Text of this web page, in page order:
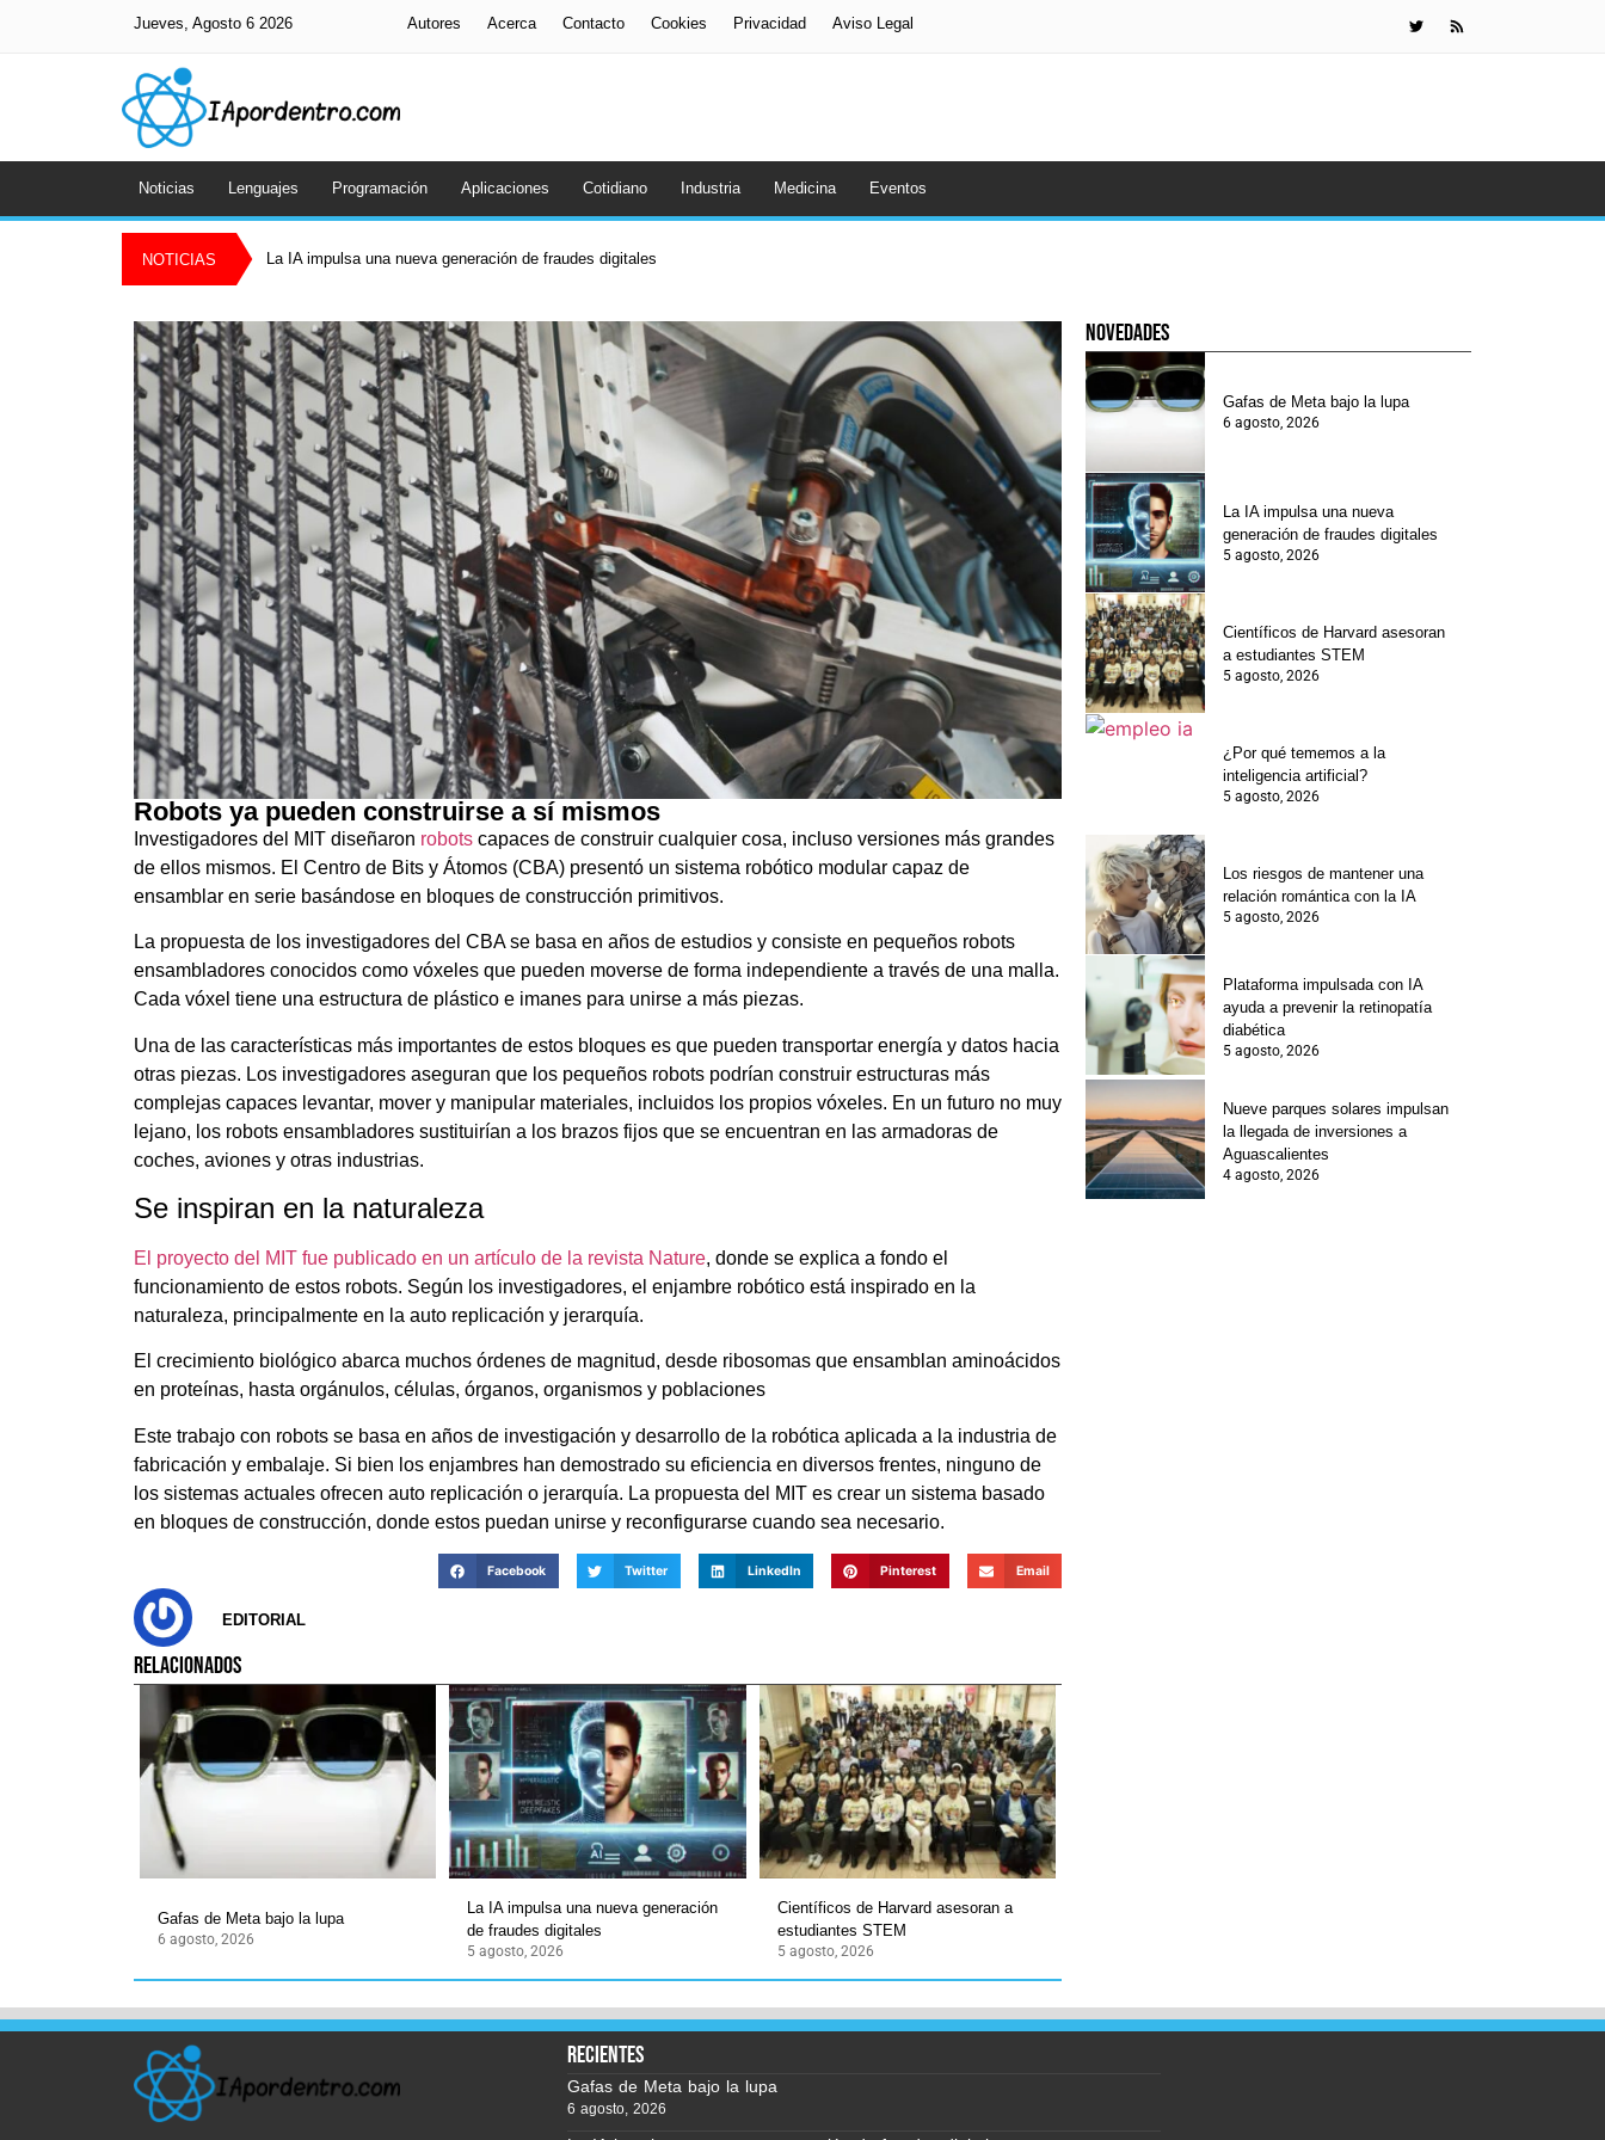
Jueves, Agosto 6 2026 Autores Acerca Contacto Cookies Privacidad Aviso Legal
Noticias Lenguajes Programación Aplicaciones Cotidiano Industria Medicina Eventos
NOTICIAS La IA impulsa una nueva generación de fraudes digitales
Robots ya pueden construirse a sí mismos
Investigadores del MIT diseñaron robots capaces de construir cualquier cosa, incluso versiones más grandes
de ellos mismos. El Centro de Bits y Átomos (CBA) presentó un sistema robótico modular capaz de
ensamblar en serie basándose en bloques de construcción primitivos.
La propuesta de los investigadores del CBA se basa en años de estudios y consiste en pequeños robots
ensambladores conocidos como vóxeles que pueden moverse de forma independiente a través de una malla.
Cada vóxel tiene una estructura de plástico e imanes para unirse a más piezas.
Una de las características más importantes de estos bloques es que pueden transportar energía y datos hacia
otras piezas. Los investigadores aseguran que los pequeños robots podrían construir estructuras más
complejas capaces levantar, mover y manipular materiales, incluidos los propios vóxeles. En un futuro no muy
lejano, los robots ensambladores sustituirían a los brazos fijos que se encuentran en las armadoras de
coches, aviones y otras industrias.
Se inspiran en la naturaleza
El proyecto del MIT fue publicado en un artículo de la revista Nature, donde se explica a fondo el
funcionamiento de estos robots. Según los investigadores, el enjambre robótico está inspirado en la
naturaleza, principalmente en la auto replicación y jerarquía.
El crecimiento biológico abarca muchos órdenes de magnitud, desde ribosomas que ensamblan aminoácidos
en proteínas, hasta orgánulos, células, órganos, organismos y poblaciones
Este trabajo con robots se basa en años de investigación y desarrollo de la robótica aplicada a la industria de
fabricación y embalaje. Si bien los enjambres han demostrado su eficiencia en diversos frentes, ninguno de
los sistemas actuales ofrecen auto replicación o jerarquía. La propuesta del MIT es crear un sistema basado
en bloques de construcción, donde estos puedan unirse y reconfigurarse cuando sea necesario.
Facebook Twitter LinkedIn Pinterest Email
EDITORIAL
RELACIONADOS
Gafas de Meta bajo la lupa
6 agosto, 2026
La IA impulsa una nueva generación
de fraudes digitales
5 agosto, 2026
Científicos de Harvard asesoran a
estudiantes STEM
5 agosto, 2026
novedades
Gafas de Meta bajo la lupa
6 agosto, 2026
La IA impulsa una nueva
generación de fraudes digitales
5 agosto, 2026
Científicos de Harvard asesoran
a estudiantes STEM
5 agosto, 2026
¿Por qué tememos a la
inteligencia artificial?
5 agosto, 2026
Los riesgos de mantener una
relación romántica con la IA
5 agosto, 2026
Plataforma impulsada con IA
ayuda a prevenir la retinopatía
diabética
5 agosto, 2026
Nueve parques solares impulsan
la llegada de inversiones a
Aguascalientes
4 agosto, 2026
recientes
Gafas de Meta bajo la lupa
6 agosto, 2026